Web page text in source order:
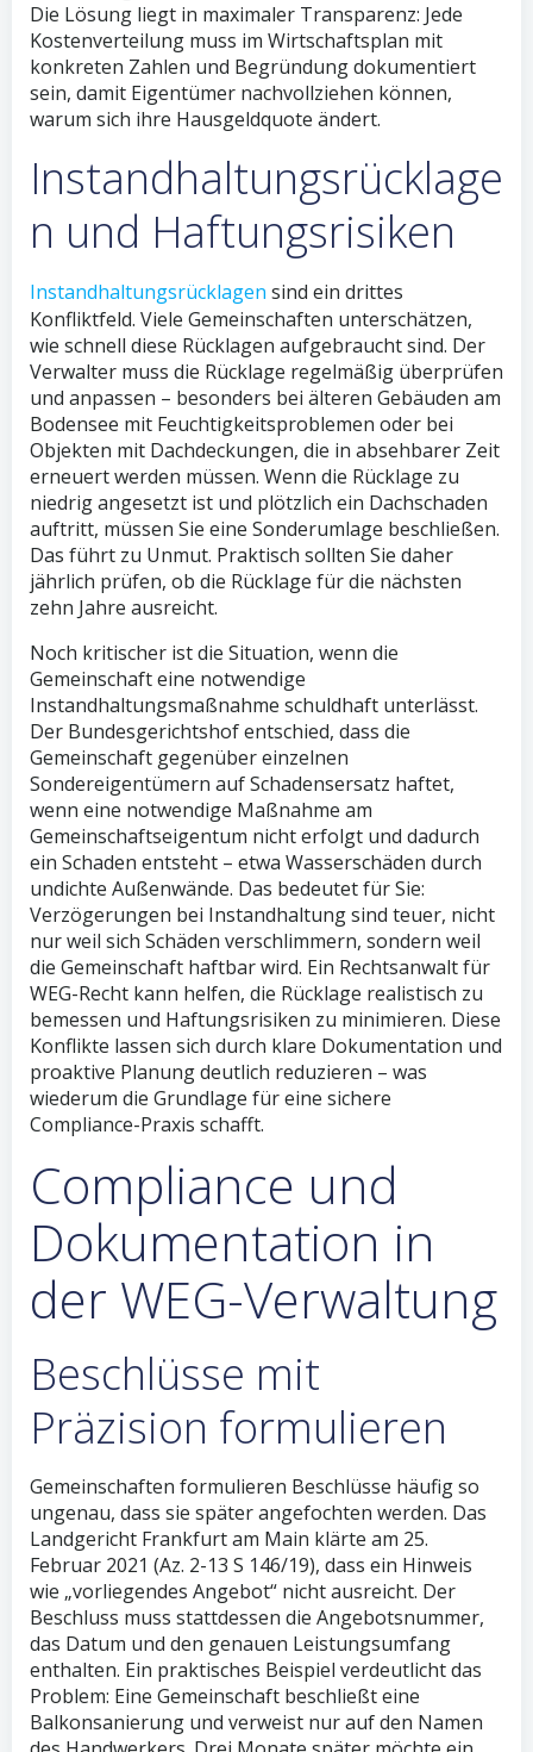
Die Lösung liegt in maximaler Transparenz: Jede
Kostenverteilung muss im Wirtschaftsplan mit
konkreten Zahlen und Begründung dokumentiert
sein, damit Eigentümer nachvollziehen können,
warum sich ihre Hausgeldquote ändert.
Instandhaltungsrücklage
n und Haftungsrisiken
Instandhaltungsrücklagen sind ein drittes
Konfliktfeld. Viele Gemeinschaften unterschätzen,
wie schnell diese Rücklagen aufgebraucht sind. Der
Verwalter muss die Rücklage regelmäßig überprüfen
und anpassen – besonders bei älteren Gebäuden am
Bodensee mit Feuchtigkeitsproblemen oder bei
Objekten mit Dachdeckungen, die in absehbarer Zeit
erneuert werden müssen. Wenn die Rücklage zu
niedrig angesetzt ist und plötzlich ein Dachschaden
auftritt, müssen Sie eine Sonderumlage beschließen.
Das führt zu Unmut. Praktisch sollten Sie daher
jährlich prüfen, ob die Rücklage für die nächsten
zehn Jahre ausreicht.
Noch kritischer ist die Situation, wenn die
Gemeinschaft eine notwendige
Instandhaltungsmaßnahme schuldhaft unterlässt.
Der Bundesgerichtshof entschied, dass die
Gemeinschaft gegenüber einzelnen
Sondereigentümern auf Schadensersatz haftet,
wenn eine notwendige Maßnahme am
Gemeinschaftseigentum nicht erfolgt und dadurch
ein Schaden entsteht – etwa Wasserschäden durch
undichte Außenwände. Das bedeutet für Sie:
Verzögerungen bei Instandhaltung sind teuer, nicht
nur weil sich Schäden verschlimmern, sondern weil
die Gemeinschaft haftbar wird. Ein Rechtsanwalt für
WEG-Recht kann helfen, die Rücklage realistisch zu
bemessen und Haftungsrisiken zu minimieren. Diese
Konflikte lassen sich durch klare Dokumentation und
proaktive Planung deutlich reduzieren – was
wiederum die Grundlage für eine sichere
Compliance-Praxis schafft.
Compliance und
Dokumentation in
der WEG-Verwaltung
Beschlüsse mit
Präzision formulieren
Gemeinschaften formulieren Beschlüsse häufig so
ungenau, dass sie später angefochten werden. Das
Landgericht Frankfurt am Main klärte am 25.
Februar 2021 (Az. 2-13 S 146/19), dass ein Hinweis
wie „vorliegendes Angebot“ nicht ausreicht. Der
Beschluss muss stattdessen die Angebotsnummer,
das Datum und den genauen Leistungsumfang
enthalten. Ein praktisches Beispiel verdeutlicht das
Problem: Eine Gemeinschaft beschließt eine
Balkonsanierung und verweist nur auf den Namen